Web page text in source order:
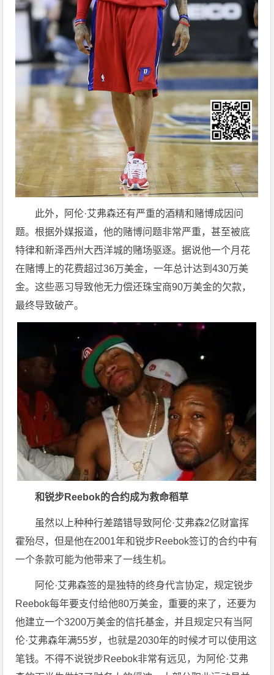
此外，阿伦·艾弗森还有严重的酒精和赌博成因问
题。根据外媒报道，他的赌博问题非常严重，甚至被底
特律和新泽西州大西洋城的赌场驱逐。据说他一个月花
在赌博上的花费超过36万美金，一年总计达到430万美
金。这些恶习导致他无力偿还珠宝商90万美金的欠款，
最终导致破产。
和锐步Reebok的合约成为救命稻草
虽然以上种种行差踏错导致阿伦·艾弗森2亿财富挥
霍殆尽，但是他在2001年和锐步Reebok签订的合约中有
一个条款可能为他带来了一线生机。
阿伦·艾弗森签的是独特的终身代言协定，规定锐步
Reebok每年要支付给他80万美金，重要的来了，还要为
他建立一个3200万美金的信托基金，并且规定只有当阿
伦·艾弗森年满55岁，也就是2030年的时候才可以使用这
笔钱。不得不说锐步Reebok非常有远见，为阿伦·艾弗